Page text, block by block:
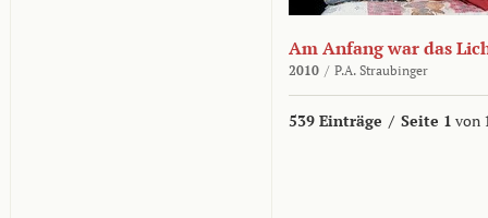
Am Anfang war das
2010 / P.A. Straubinger
539 Einträge / Seite 1 von